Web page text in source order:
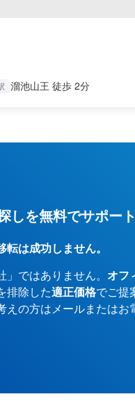
溜池山王 徒歩 2分
しを無料でサポー
は成功しません。
ではありません。 オフ
排除した適正価格でご提
えの方はメールまたは